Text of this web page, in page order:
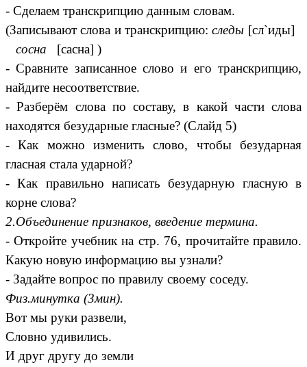
- Сделаем транскрипцию данным словам.
(Записывают слова и транскрипцию:следы [сл`иды]
сосна
[сасна] )
- Сравните записанное слово и его транскрипцию,
найдите несоответствие.
- Разберём слова по составу, в какой части слова
находятся безударные гласные? (Слайд 5)
- Как можно изменить слово, чтобы безударная
гласная стала ударной?
- Как правильно написать безударную гласную в
корне слова?
2.Объединение признаков, введение термина.
- Откройте учебник на стр. 76, прочитайте правило.
Какую новую информацию вы узнали?
- Задайте вопрос по правилу своему соседу.
Физ.минутка (3мин).
Вот мы руки развели,
Словно удивились.
И друг другу до земли